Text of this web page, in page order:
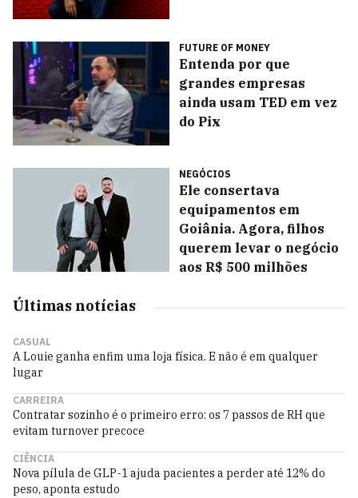
FUTURE OF MONEY
Entenda por que
grandes empresas
ainda usam TED em vez
do Pix
NEGÓCIOS
Ele consertava
equipamentos em
Goiânia. Agora, filhos
querem levar o negócio
aos R$ 500 milhões
Últimas notícias
CASUAL
A Louie ganha enfim uma loja física. E não é em qualquer
lugar
CARREIRA
Contratar sozinho é o primeiro erro: os 7 passos de RH que
evitam turnover precoce
CIÊNCIA
Nova pílula de GLP-1 ajuda pacientes a perder até 12% do
peso, aponta estudo